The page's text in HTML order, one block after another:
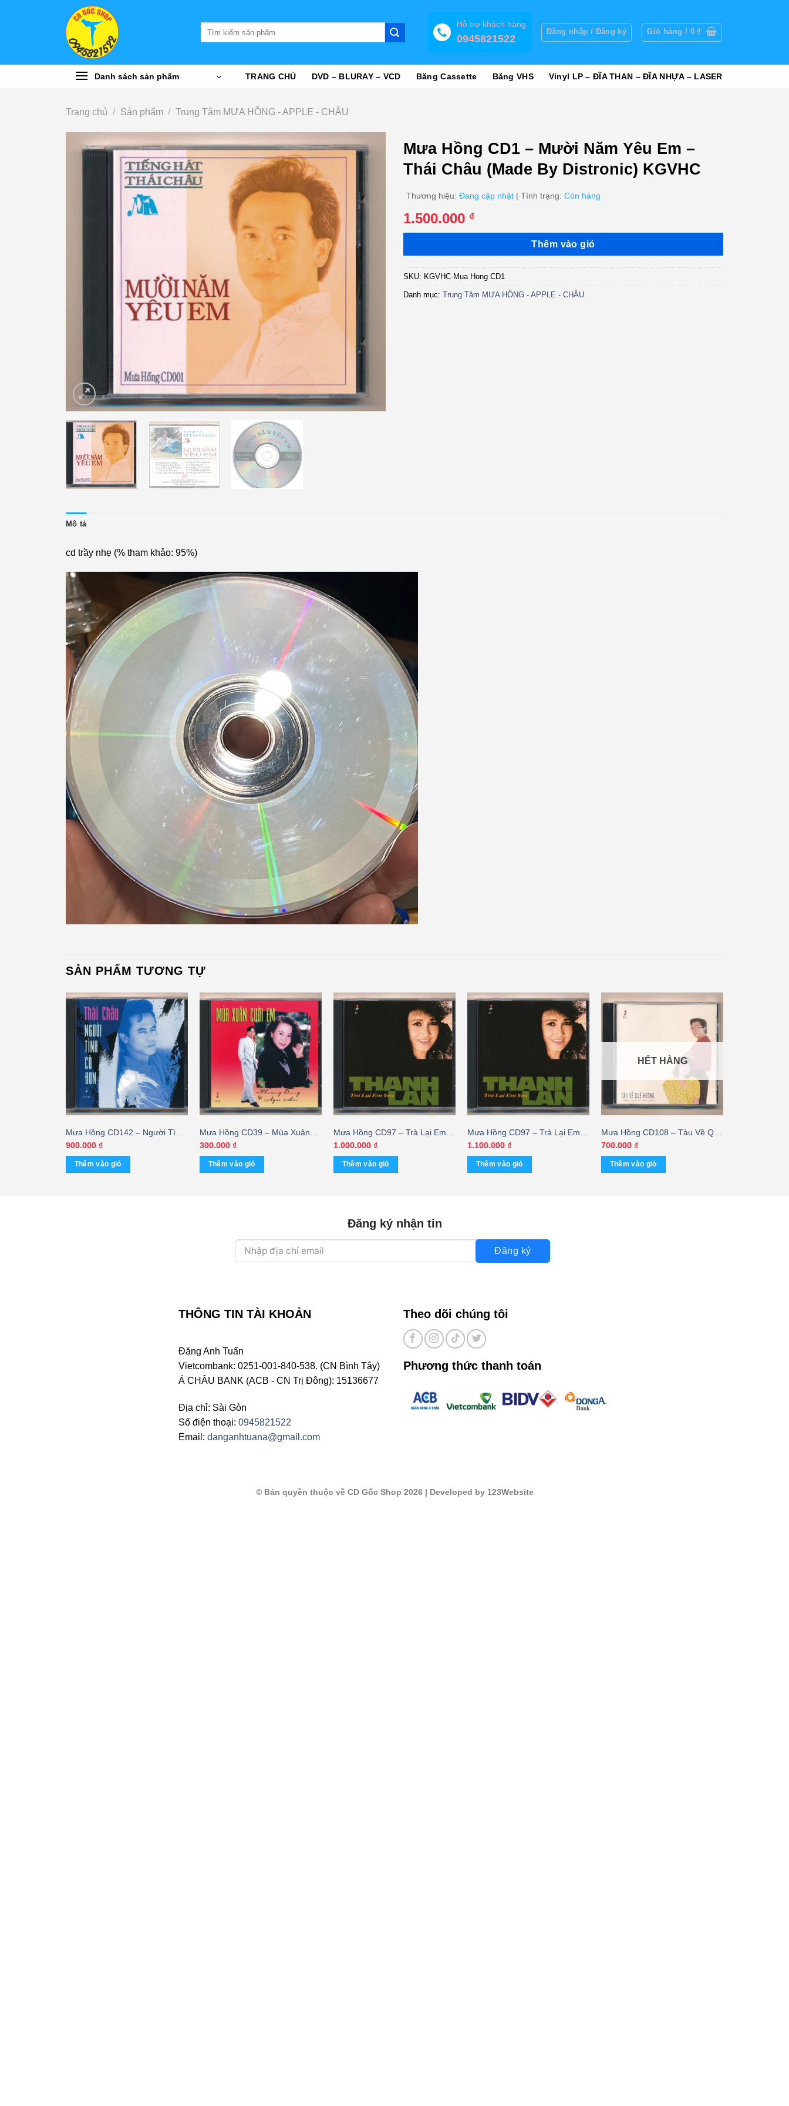
Hỗ trợ khách hàng
0945821522
Đăng nhập / Đăng ký Giỏ hàng / 0₫
Danh sách sản phẩm TRANG CHỦ DVD – BLURAY – VCD Băng Cassette Băng VHS Vinyl LP – ĐĨA THAN – ĐĨA NHỰA – LASER
Trang chủ / Sản phẩm / Trung Tâm MƯA HỒNG - APPLE - CHÂU
Mưa Hồng CD1 – Mười Năm Yêu Em –
Thái Châu (Made By Distronic) KGVHC
Thương hiệu: Đang cập nhật | Tình trạng: Còn hàng
1.500.000 ₫
Thêm vào giỏ
SKU: KGVHC-Mua Hong CD1
Danh mục: Trung Tâm MƯA HỒNG - APPLE - CHÂU
Mô tả
cd trầy nhẹ (% tham khảo: 95%)
SẢN PHẨM TƯƠNG TỰ
Mưa Hồng CD142 – Người Tình
Cô Đơn – Thái Châu (JVC)
KGTUS
900.000 ₫
Thêm vào giỏ
Mưa Hồng CD39 – Mùa Xuân
Cưới Em – Phương Dung –
Ngọc Hải (KGMHCM)
300.000 ₫
Thêm vào giỏ
Mưa Hồng CD97 – Trả Lại Em
Yêu – Thanh Lan (3 Góc)
KGTUS
1.000.000 ₫
Thêm vào giỏ
Mưa Hồng CD97 – Trả Lại Em
Yêu – Thanh Lan (JVC) KGTUS
1.100.000 ₫
Thêm vào giỏ
HẾT HÀNG
Mưa Hồng CD108 – Tàu Về Quê
Hương – Tài Linh – Đình Văn
(JVC) – cái
700.000 ₫
Thêm vào giỏ
Đăng ký nhận tin
Đăng ký
THÔNG TIN TÀI KHOẢN
Đặng Anh Tuấn
Vietcombank: 0251-001-840-538. (CN Bình Tây)
Á CHÂU BANK (ACB - CN Trị Đông): 15136677
Địa chỉ: Sài Gòn
Số điện thoại: 0945821522
Email: danganhtuana@gmail.com
Theo dõi chúng tôi
Phương thức thanh toán
© Bản quyền thuộc về CD Gốc Shop 2026| Developed by 123Website